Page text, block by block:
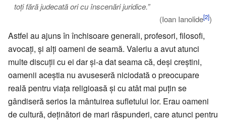
toți fără judecată ori cu înscenări juridice.”
(Ioan Ianolide[2])
Astfel au ajuns în închisoare generali, profesori, filosofi,
avocați, și alți oameni de seamă. Valeriu a avut atunci
multe discuții cu ei dar și-a dat seama că, deși creștini,
oamenii aceștia nu avuseseră niciodată o preocupare
reală pentru viața religioasă și cu atât mai puțin se
gândiseră serios la mântuirea sufletului lor. Erau oameni
de cultură, deținători de mari răspunderi, care atunci pentru